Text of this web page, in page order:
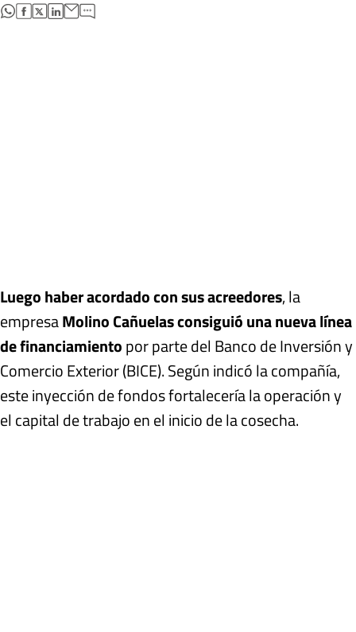
abre en nueva pestaña
abre en nueva pestaña
abre en nueva pestaña
abre en nueva pestaña
Luego haber acordado con sus acreedores, la
empresaMolino Cañuelas consiguió una nueva línea
de financiamientopor parte del Banco de Inversión y
Comercio Exterior (BICE). Según indicó la compañía,
este inyección de fondos fortalecería la operación y
el capital de trabajo en el inicio de la cosecha.